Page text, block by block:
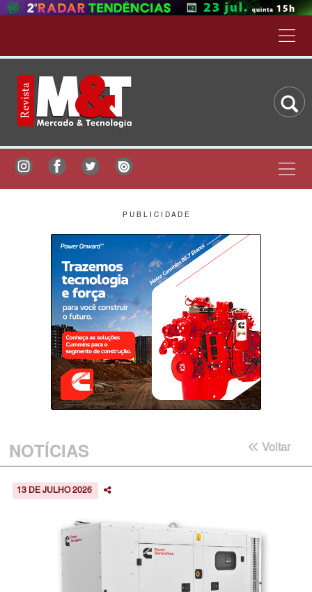
P U B L I C I D A D E
NOTÍCIAS Voltar
13 DE JULHO 2026